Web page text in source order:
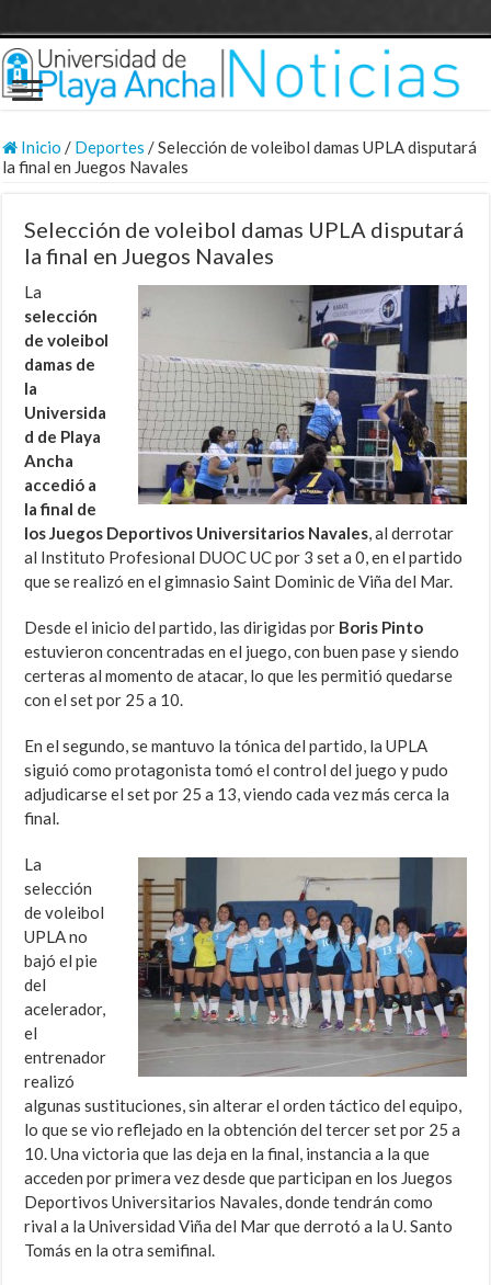
Inicio / Deportes /Selección de voleibol damas UPLA disputará
la final en Juegos Navales
Selección de voleibol damas UPLA disputará
la final en Juegos Navales
La
selección
de voleibol
damas de
la
Universida
d de Playa
Ancha
accedió a
la final de
los Juegos Deportivos Universitarios Navales, al derrotar
al Instituto Profesional DUOC UC por 3 set a 0, en el partido
que se realizó en el gimnasio Saint Dominic de Viña del Mar.
Desde el inicio del partido, las dirigidas por Boris Pinto
estuvieron concentradas en el juego, con buen pase y siendo
certeras al momento de atacar, lo que les permitió quedarse
con el set por 25 a 10.
En el segundo, se mantuvo la tónica del partido, la UPLA
siguió como protagonista tomó el control del juego y pudo
adjudicarse el set por 25 a 13, viendo cada vez más cerca la
final.
La
selección
de voleibol
UPLA no
bajó el pie
del
acelerador,
el
entrenador
realizó
algunas sustituciones, sin alterar el orden táctico del equipo,
lo que se vio reflejado en la obtención del tercer set por 25 a
10. Una victoria que las deja en la final, instancia a la que
acceden por primera vez desde que participan en los Juegos
Deportivos Universitarios Navales, donde tendrán como
rival a la Universidad Viña del Mar que derrotó a la U. Santo
Tomás en la otra semifinal.